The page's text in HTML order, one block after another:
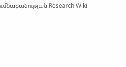
Research Wiki